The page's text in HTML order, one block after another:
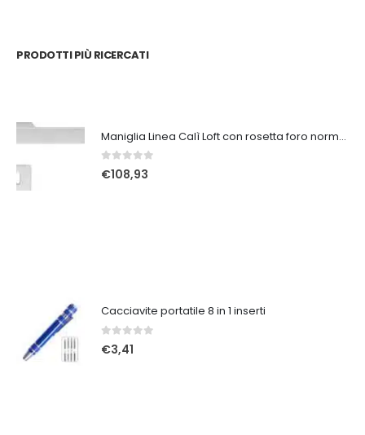
PRODOTTI PIÙ RICERCATI
Maniglia Linea Calì Loft con rosetta foro normale crst
0Su 5
€108,93
Cacciavite portatile 8 in 1 inserti
0Su 5
€3,41